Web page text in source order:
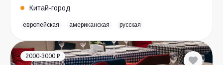
Китай-город
европейская американская русская
2000-3000 ₽